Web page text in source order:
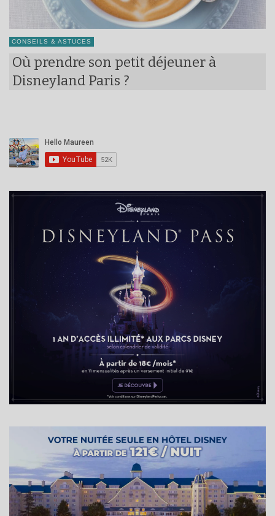
CONSEILS & ASTUCES
Où prendre son petit déjeuner à
Disneyland Paris ?